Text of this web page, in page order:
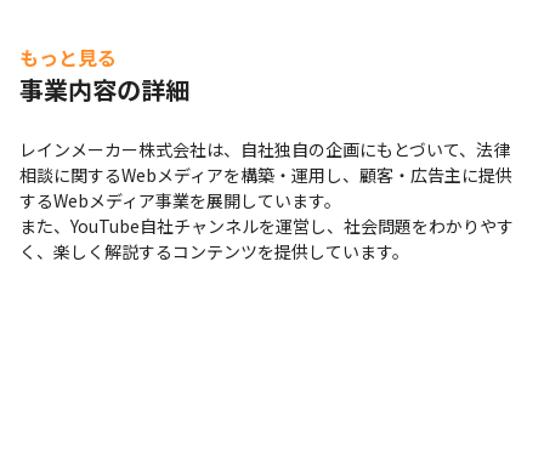
もっと見る
事業内容の詳細
レインメーカー株式会社は、自社独自の企画にもとづいて、法律
相談に関するWebメディアを構築・運用し、顧客・広告主に提供
するWebメディア事業を展開しています。
また、YouTube自社チャンネルを運営し、社会問題をわかりやす
く、楽しく解説するコンテンツを提供しています。